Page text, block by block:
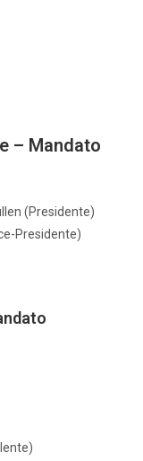
– Mandato
(Presidente)
Presidente)